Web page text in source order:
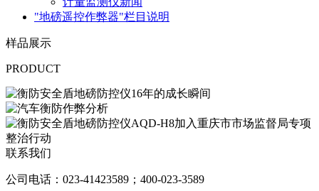
"地磅遥控作弊器"栏目说明
样品展示
PRODUCT
联系我们
公司电话：023-41423589；400-023-3589